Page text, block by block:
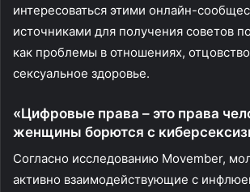
интересоваться этими онлайн-
источниками для получения советов
как проблемы в отношениях,
сексуальное здоровье.
«Цифровые права – это права
женщины борются с
Согласно исследованию Movember,
активно взаимодействующие с